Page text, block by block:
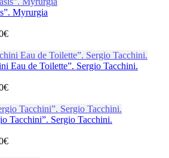
Myrurgia
€
Eau de Toilette”. Sergio Tacchini.
€
Tacchini”. Sergio Tacchini.
€